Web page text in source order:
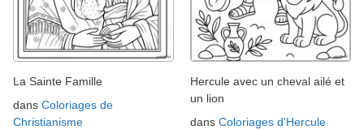
La Sainte Famille
dans Coloriages de
Christianisme
Hercule avec un cheval ailé et
un lion
dans Coloriages d'Hercule